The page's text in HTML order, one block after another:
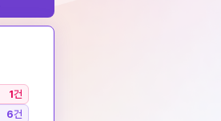
1건
6건